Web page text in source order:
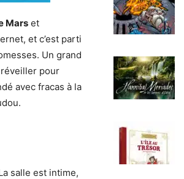
Mars et
et c’est parti
Un grand
réveiller pour
avec fracas à la
salle est intime,